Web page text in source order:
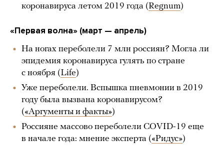
коронавируса летом 2019 года (Regnum)
«Первая волна» (март — апрель)
На ногах переболели 7 млн россиян? Могла ли
эпидемия коронавируса гулять по стране
с ноября (Life)
Уже переболели. Вспышка пневмонии в 2019
году была вызвана коронавирусом?
(«Аргументы и факты»)
Россияне массово переболели COVID-19 еще
в начале года: мнение эксперта («Ридус»)